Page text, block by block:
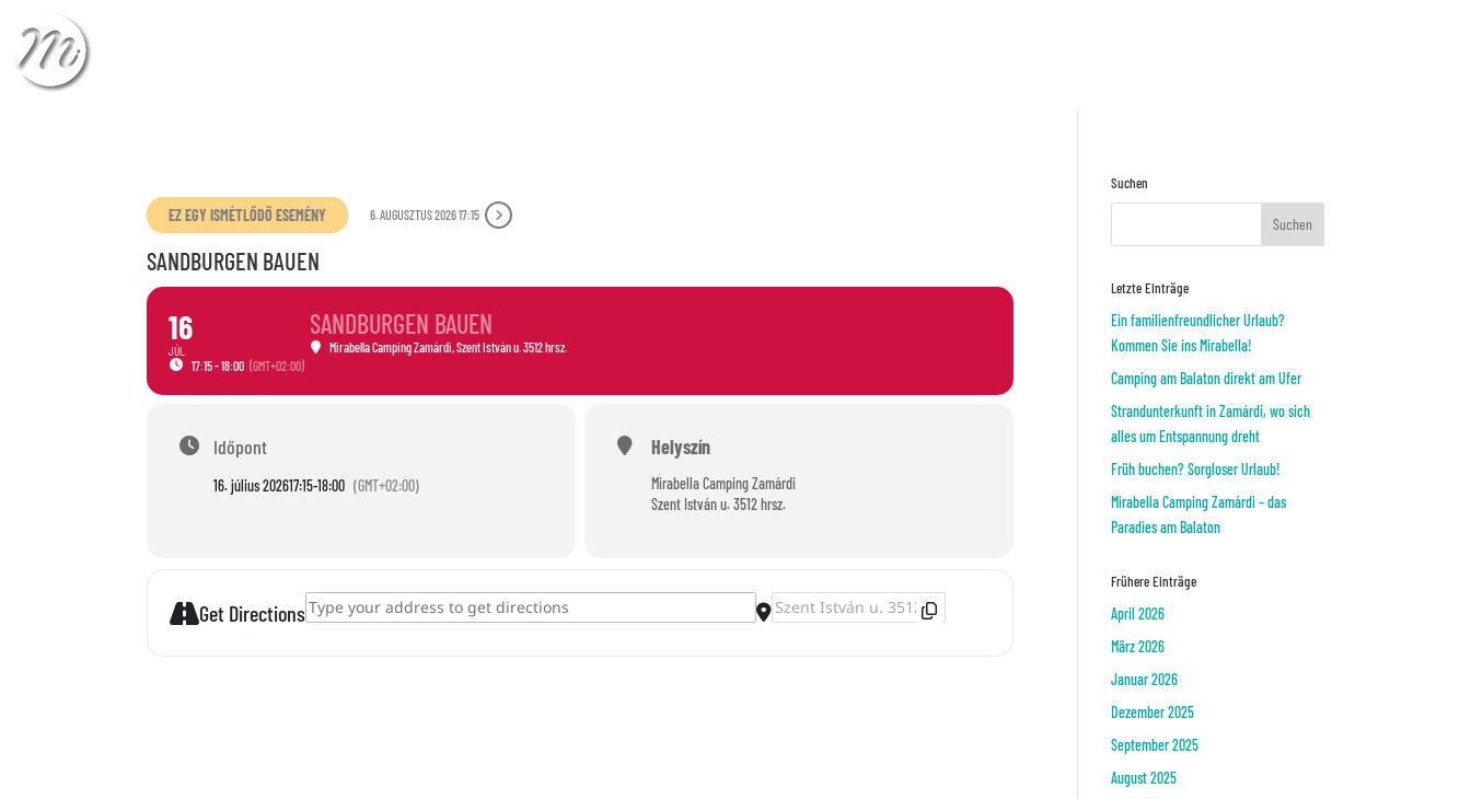
EZ EGY ISMÉTLŐDŐ ESEMÉNY 6. AUGUSZTUS 2026 17:15
SANDBURGEN BAUEN
16
JÚL.
17:15 - 18:00 (GMT+02:00)
SANDBURGEN BAUEN
Mirabella Camping Zamárdi , Szent István u. 3512 hrsz.
Időpont
16. július 202617:15-18:00 (GMT+02:00)
Helyszín
Mirabella Camping Zamárdi
Szent István u. 3512 hrsz.
Get DirectionsAddress - Sandburgen bauen [] Destination Address - Sandburgen bauen []
Suchen
Letzte Einträge
Ein familienfreundlicher Urlaub?
Kommen Sie ins Mirabella!
Camping am Balaton direkt am Ufer
Strandunterkunft in Zamárdi, wo sich
alles um Entspannung dreht
Früh buchen? Sorgloser Urlaub!
Mirabella Camping Zamárdi – das
Paradies am Balaton
Frühere Einträge
April 2026
März 2026
Januar 2026
Dezember 2025
September 2025
August 2025